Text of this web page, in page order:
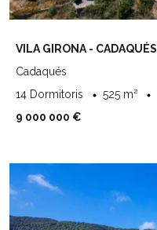
VILA GIRONA - CADAQUÉS
Cadaqués
14 Dormitoris
525 m²
9 000 000 €